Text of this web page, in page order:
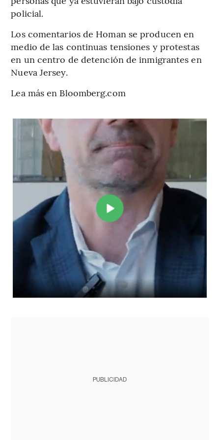
policial.
Los comentarios de Homan se producen en
medio de las continuas tensiones y protestas
en un centro de detención de inmigrantes en
Nueva Jersey.
Lea más en Bloomberg.com
PUBLICIDAD